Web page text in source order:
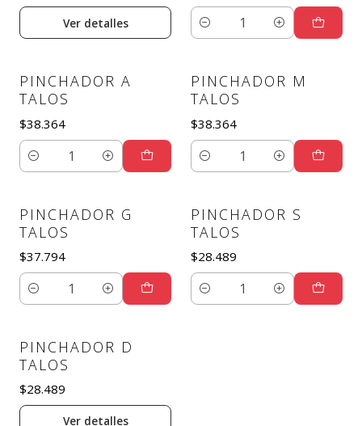
Ver detalles
Cantidad
PINCHADOR A
TALOS
$38.364
Cantidad
PINCHADOR M
TALOS
$38.364
Cantidad
PINCHADOR G
TALOS
$37.794
Cantidad
PINCHADOR S
TALOS
$28.489
Cantidad
Agotado
PINCHADOR D
TALOS
$28.489
Ver detalles